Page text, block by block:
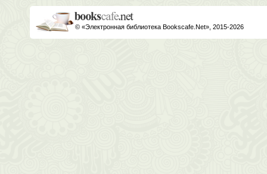
© «Электронная библиотека Bookscafe.Net», 2015-2026